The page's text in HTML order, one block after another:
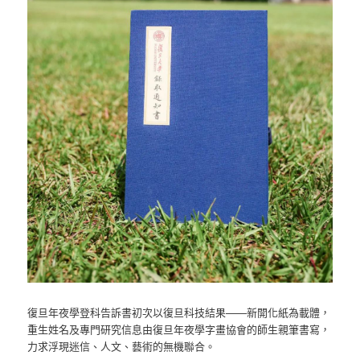
復旦年夜學登科告訴書初次以復旦科技結果——新開化紙為載體，
重生姓名及專門研究信息由復旦年夜學字畫協會的師生親筆書寫，
力求浮現迷信、人文、藝術的無機聯合。